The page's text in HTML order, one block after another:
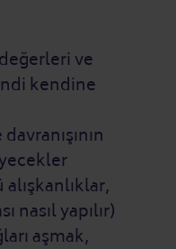
ve
kendine
nasıl yapılır)
aşmak,